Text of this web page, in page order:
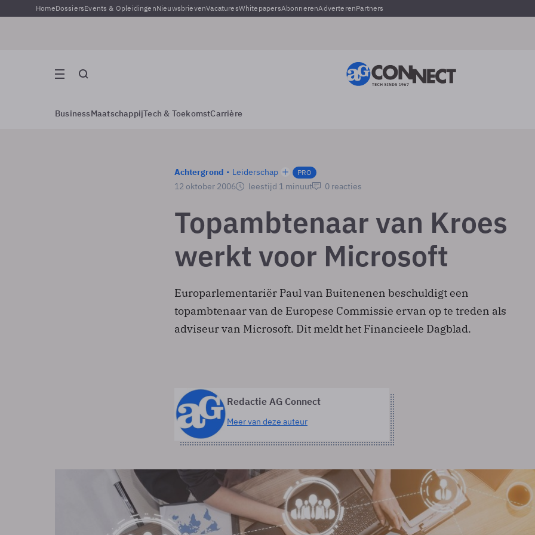
HomeDossiersEvents & OpleidingenNieuwsbrievenVacaturesWhitepapersAbonnerenAdverterenPartners
BusinessMaatschappijTech & ToekomstCarrière
Achtergrond Leiderschap PRO
12 oktober 2006 leestijd 1 minuut 0 reacties
Topambtenaar van Kroes
werkt voor Microsoft
Europarlementariër Paul van Buitenenen beschuldigt een
topambtenaar van de Europese Commissie ervan op te treden als
adviseur van Microsoft. Dit meldt het Financieele Dagblad.
Redactie AG Connect
Meer van deze auteur